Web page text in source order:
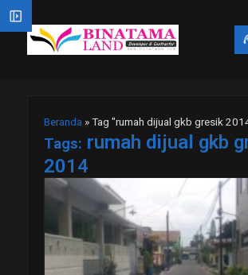
Beranda »Tag "rumah dijual gkb gresik
Tags: rumah dijual gkb
2014
left_panel_open